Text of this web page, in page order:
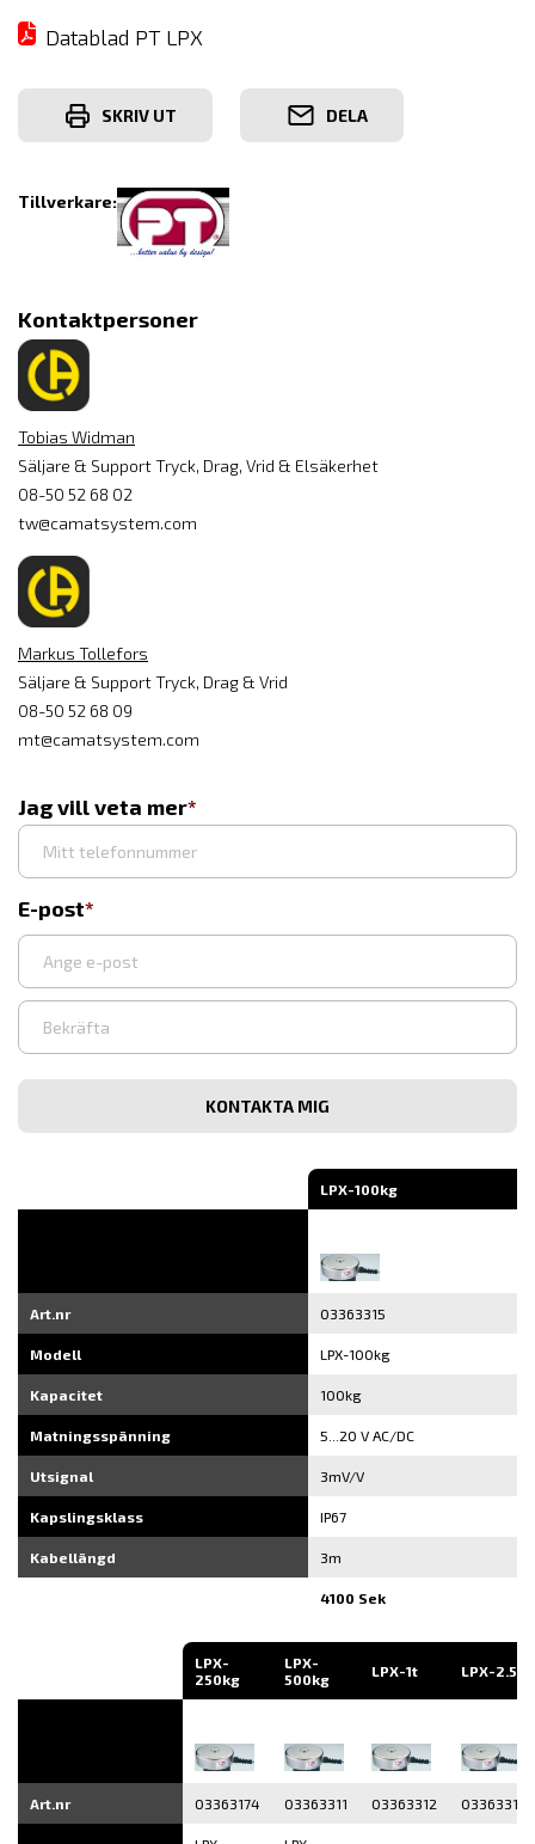
Datablad PT LPX
SKRIV UT DELA
Tillverkare:
Kontaktpersoner
Tobias Widman
Säljare & Support Tryck, Drag, Vrid & Elsäkerhet
08-50 52 68 02
tw@camatsystem.com
Markus Tollefors
Säljare & Support Tryck, Drag & Vrid
08-50 52 68 09
mt@camatsystem.com
Jag vill veta mer
E-post
Ange
e-
Bekräfta
post
LPX-100kg
Art.nr 03363315
Modell LPX-100kg
Kapacitet 100kg
Matningsspänning 5...20 V AC/DC
Utsignal 3mV/V
Kapslingsklass IP67
Kabellängd 3m
4100 Sek
LPX-
250kg
LPX-
500kg
LPX-1t LPX-2.5t
Art.nr 03363174 03363311 03363312 03363316